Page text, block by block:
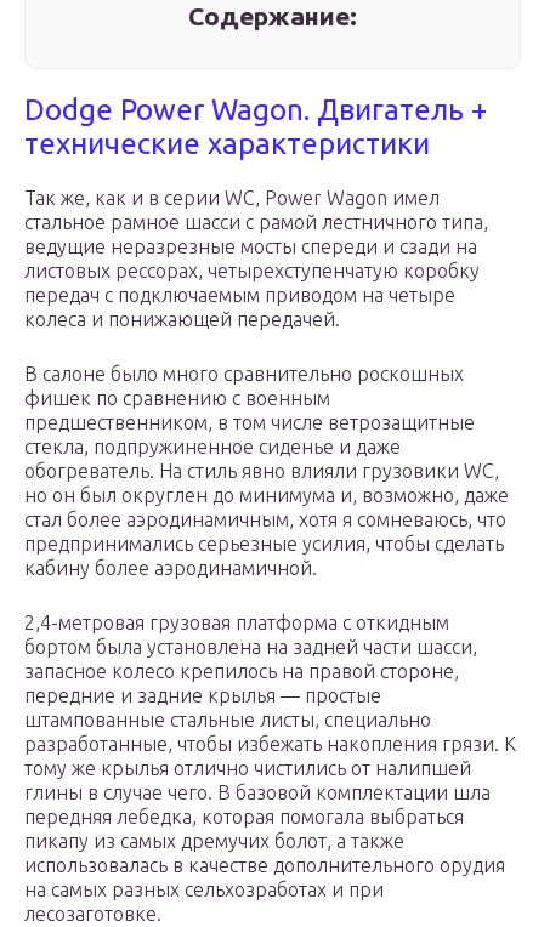
Содержание:
Dodge Power Wagon. Двигатель +
технические характеристики
Так же, как и в серии WC, Power Wagon имел
стальное рамное шасси с рамой лестничного типа,
ведущие неразрезные мосты спереди и сзади на
листовых рессорах, четырехступенчатую коробку
передач с подключаемым приводом на четыре
колеса и понижающей передачей.
В салоне было много сравнительно роскошных
фишек по сравнению с военным
предшественником, в том числе ветрозащитные
стекла, подпружиненное сиденье и даже
обогреватель. На стиль явно влияли грузовики WC,
но он был округлен до минимума и, возможно, даже
стал более аэродинамичным, хотя я сомневаюсь, что
предпринимались серьезные усилия, чтобы сделать
кабину более аэродинамичной.
2,4-метровая грузовая платформа с откидным
бортом была установлена на задней части шасси,
запасное колесо крепилось на правой стороне,
передние и задние крылья — простые
штампованные стальные листы, специально
разработанные, чтобы избежать накопления грязи. К
тому же крылья отлично чистились от налипшей
глины в случае чего. В базовой комплектации шла
передняя лебедка, которая помогала выбраться
пикапу из самых дремучих болот, а также
использовалась в качестве дополнительного орудия
на самых разных сельхозработах и при
лесозаготовке.